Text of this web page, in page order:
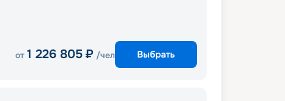
от 1 226 805 ₽ /чел Выбрать